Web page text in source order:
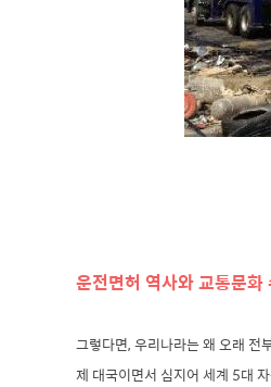
운전면허 역사와 교통문
그렇다면, 우리나라는 왜 오래 전
제 대국이면서 심지어 세계 5대